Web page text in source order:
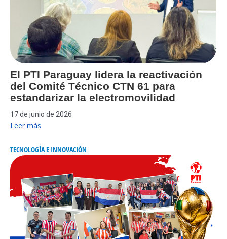
El PTI Paraguay lidera la reactivación
del Comité Técnico CTN 61 para
estandarizar la electromovilidad
17 de junio de 2026
Leer más
TECNOLOGÍA E INNOVACIÓN